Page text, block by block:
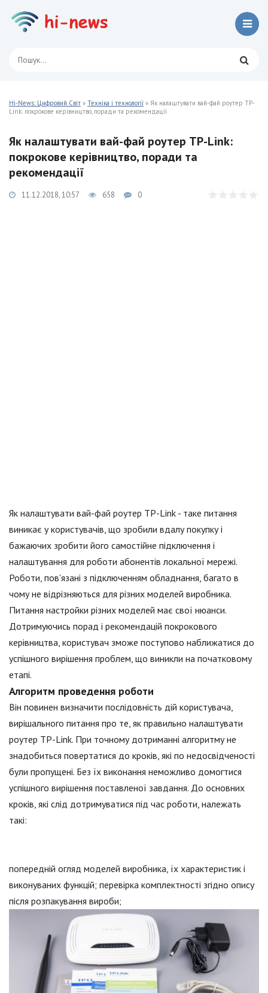
Hi-News: Цифровий Світ » Техніка і технології » Як налаштувати вай-фай роутер TP-
Link: покрокове керівництво, поради та рекомендації
Як налаштувати вай-фай роутер TP-Link:
покрокове керівництво, поради та
рекомендації
11.12.2018, 10:57 658 0
Як налаштувати вай-фай роутер TP-Link - таке питання
виникає у користувачів, що зробили вдалу покупку і
бажаючих зробити його самостійне підключення і
налаштування для роботи абонентів локальної мережі.
Роботи, пов'язані з підключенням обладнання, багато в
чому не відрізняються для різних моделей виробника.
Питання настройки різних моделей має свої нюанси.
Дотримуючись порад і рекомендацій покрокового
керівництва, користувач зможе поступово наближатися до
успішного вирішення проблем, що виникли на початковому
етапі.
Алгоритм проведення роботи
Він повинен визначити послідовність дій користувача,
вирішального питання про те, як правильно налаштувати
роутер TP-Link. При точному дотриманні алгоритму не
знадобиться повертатися до кроків, які по недосвідченості
були пропущені. Без їх виконання неможливо домогтися
успішного вирішення поставленої завдання. До основних
кроків, які слід дотримуватися під час роботи, належать
такі:
попередній огляд моделей виробника, їх характеристик і
виконуваних функцій; перевірка комплектності згідно опису
після розпакування вироби;